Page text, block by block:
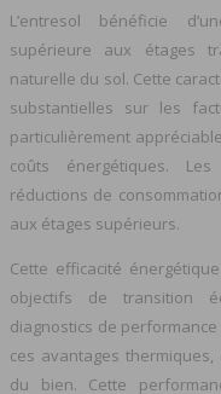
L’entresol bénéficie
supérieure aux étages
naturelle du sol. Cette
substantielles sur les
particulièrement
coûts énergétiques.
réductions de
aux étages supérieurs.
Cette efficacité
objectifs de transition
diagnostics de
ces avantages
du bien. Cette